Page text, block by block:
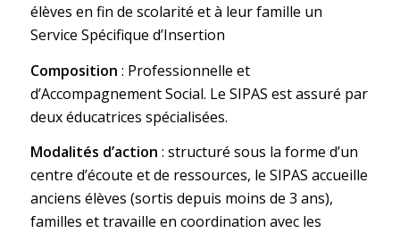
élèves en fin de scolarité et à leur famille un
Service Spécifique d’Insertion
Composition : Professionnelle et
d’Accompagnement Social. Le SIPAS est assuré par
deux éducatrices spécialisées.
Modalités d’action : structuré sous la forme d’un
centre d’écoute et de ressources, le SIPAS accueille
anciens élèves (sortis depuis moins de 3 ans),
familles et travaille en coordination avec les